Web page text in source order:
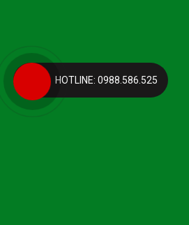
HOTLINE: 0988.586.525